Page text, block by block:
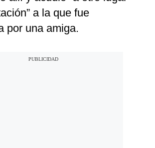
a la que fue
por una amiga.